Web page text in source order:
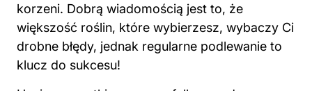
korzeni. Dobrą wiadomością jest to, że
większość roślin, które wybierzesz, wybaczy Ci
drobne błędy, jednak regularne podlewanie to
klucz do sukcesu!